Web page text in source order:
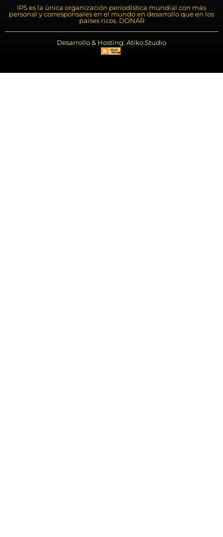
IPS es la única organización periodística mundial con más
personal y corresponsales en el mundo en desarrollo que en los
países ricos. DONAR
Desarrollo & Hosting: Atiko.Studio